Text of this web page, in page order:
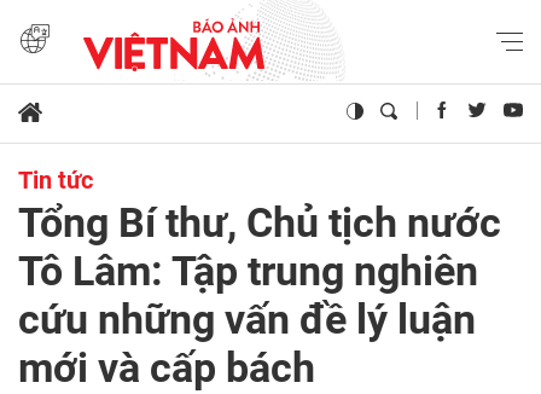
Tin tức
Tổng Bí thư, Chủ tịch nước
Tô Lâm: Tập trung nghiên
cứu những vấn đề lý luận
mới và cấp bách